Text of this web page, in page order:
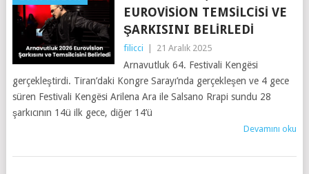
EUROVISION TEMSILCISI VE
ŞARKISINI BELIRLEDI
filicci 21 Aralık 2025
Arnavutluk 64. Festivali Kengësi
gerçekleştirdi. Tiran’daki Kongre Sarayı’nda gerçekleşen ve 4 gece
süren Festivali Kengësi Arilena Ara ile Salsano Rrapi sundu 28
şarkıcının 14ü ilk gece, diğer 14’ü
Devamını oku